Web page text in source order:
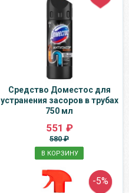
Средство Доместос для
устранения засоров в трубах
750 мл
551 ₽
580 ₽
В КОРЗИНУ
-5%